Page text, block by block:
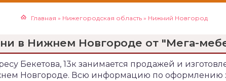
Главная » Нижегородская область » Нижний Новгород
в Нижнем Новгороде от "Мега-
Бекетова, 13к занимается продажей и
Новгороде. Всю информацию по оформлению